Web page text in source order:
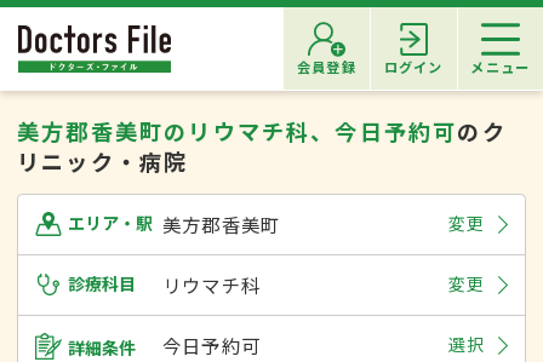
会員登録 ログイン メニュー
美方郡香美町のリウマチ科、今日予約可のク
リニック・病院
エリア・駅 美方郡香美町 変更
診療科目 リウマチ科 変更
詳細条件 今日予約可 選択